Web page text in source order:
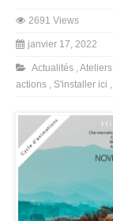
2691 Views
janvier 17, 2022
Actualités ,Ateliers
actions , S'installer ici ,